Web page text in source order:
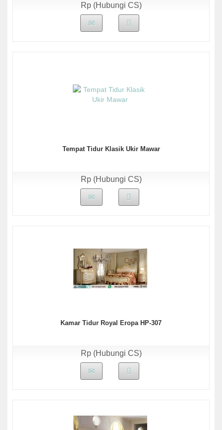
Rp (Hubungi CS)
Tempat Tidur Klasik Ukir Mawar
Rp (Hubungi CS)
Kamar Tidur Royal Eropa HP-307
Rp (Hubungi CS)